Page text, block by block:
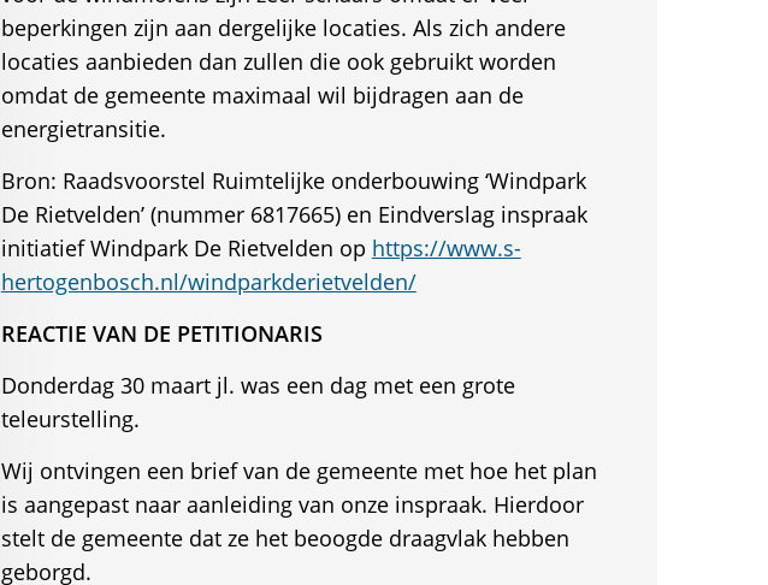
beperkingen zijn aan dergelijke locaties. Als zich andere
locaties aanbieden dan zullen die ook gebruikt worden
omdat de gemeente maximaal wil bijdragen aan de
energietransitie.
Bron: Raadsvoorstel Ruimtelijke onderbouwing ‘Windpark
De Rietvelden’ (nummer 6817665) en Eindverslag inspraak
initiatief Windpark De Rietvelden op https://www.s-
hertogenbosch.nl/windparkderietvelden/
REACTIE VAN DE PETITIONARIS
Donderdag 30 maart jl. was een dag met een grote
teleurstelling.
Wij ontvingen een brief van de gemeente met hoe het plan
is aangepast naar aanleiding van onze inspraak. Hierdoor
stelt de gemeente dat ze het beoogde draagvlak hebben
geborgd.